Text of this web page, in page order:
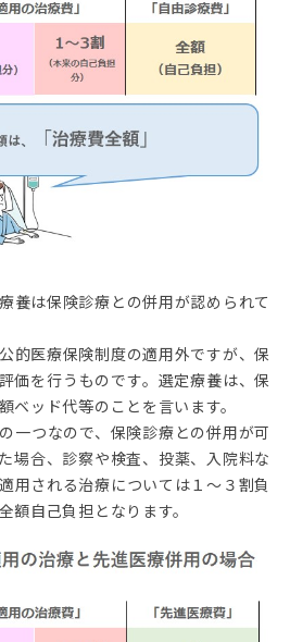
養は保険診療との併用が認められて
的医療保険制度の適用外ですが、保
価を行うものです。選定療養は、保
ベッド代等のことを言います。
一つなので、保険診療との併用が可
場合、診察や検査、投薬、入院料な
用される治療については１～３割負
額自己負担となります。